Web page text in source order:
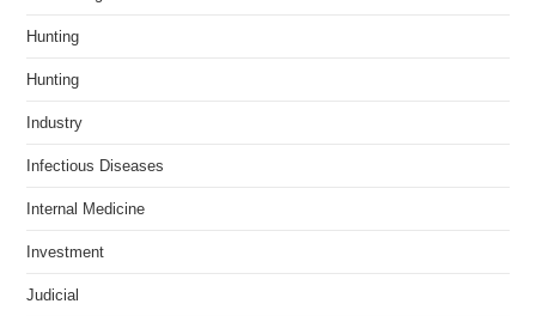
Hunting
Hunting
Industry
Infectious Diseases
Internal Medicine
Investment
Judicial